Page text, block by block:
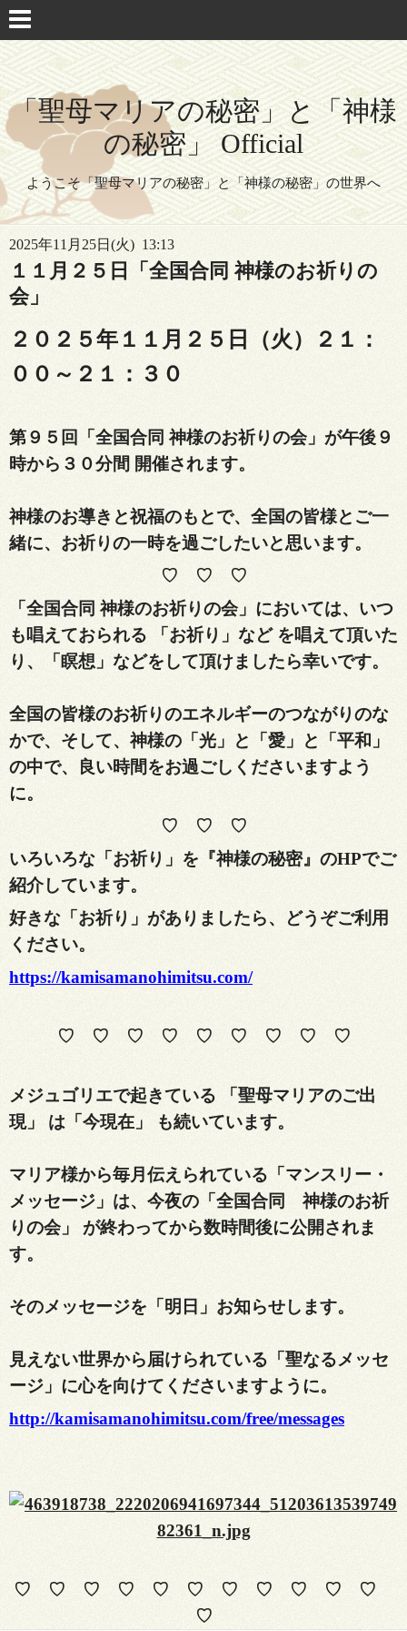
「聖母マリアの秘密」と「神様
の秘密」 Official
ようこそ「聖母マリアの秘密」と「神様の秘密」の世界へ
2025年11月25日(火) 13:13
１１月２５日「全国合同 神様のお祈りの
会」
２０２５年１１月２５日（火）２１：
００～２１：３０
第９５回「全国合同 神様のお祈りの会」が午後９
時から３０分間 開催されます。
神様のお導きと祝福のもとで、 全国の皆様とご一
緒に、 お祈りの一時を過ごしたいと思います。
♡ ♡ ♡
「全国合同 神様のお祈りの会」においては、いつ
も唱えておられる 「お祈り」など を唱えて頂いた
り、「瞑想」などをして頂けましたら幸いです。
全国の皆様のお祈りのエネルギーのつながりのな
かで、 そして、神様の「光」と「愛」と「平和」
の中で、
良い時間をお過ごしくださいますよう
に。
♡ ♡ ♡
いろいろな「お祈り」を『神様の秘密』のHPでご
紹介しています。
好きな「お祈り」がありましたら、どうぞご利用
ください。
https://kamisamanohimitsu.com/
♡ ♡ ♡ ♡ ♡ ♡ ♡ ♡ ♡
メジュゴリエで起きている 「聖母マリアのご出
現」 は「今現在」 も続いています。
マ リア様から毎月伝えられている「マンスリー・
メッセージ」は、 今夜の「全国合同 神様のお祈
りの会」 が終わってから数時間後に公開されま
す。
そのメッセージを「明日」お知らせします。
見えない世界から届けられている「聖なるメッセ
ージ」に心を向けてくださいますように。
http://kamisamanohimitsu.com/free/messages
♡ ♡ ♡ ♡ ♡ ♡ ♡ ♡ ♡ ♡ ♡
♡